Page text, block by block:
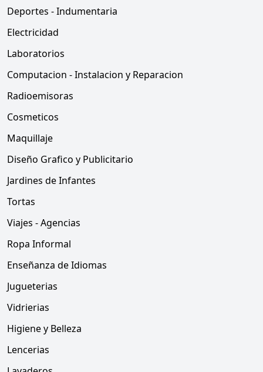
Deportes - Indumentaria
Electricidad
Laboratorios
Computacion - Instalacion y Reparacion
Radioemisoras
Cosmeticos
Maquillaje
Diseño Grafico y Publicitario
Jardines de Infantes
Tortas
Viajes - Agencias
Ropa Informal
Enseñanza de Idiomas
Jugueterias
Vidrierias
Higiene y Belleza
Lencerias